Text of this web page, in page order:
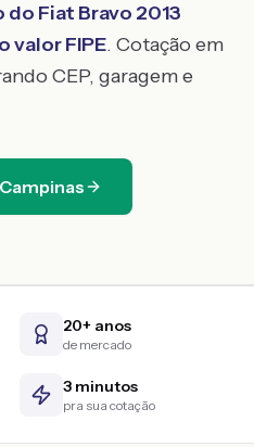
do Fiat Bravo 2013
valor FIPE. Cotação em
CEP, garagem e
Campinas
20+ anos
de mercado
3 minutos
pra sua cotação